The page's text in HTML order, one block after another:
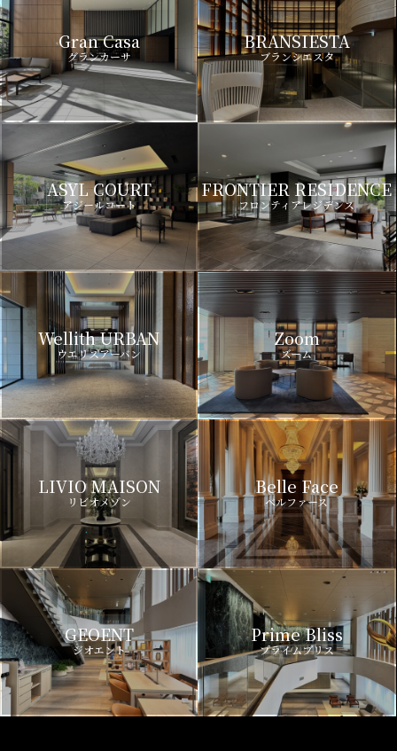
Gran Casa
グランカーサ
BRANSIESTA
ブランシエスタ
ASYL COURT
アジールコート
FRONTIER RESIDENCE
フロンティアレジデンス
Wellith URBAN
ウエリスアーバン
Zoom
ズーム
LIVIO MAISON
リビオメゾン
Belle Face
ベルファース
GEOENT
ジオエント
Prime Bliss
プライムブリス